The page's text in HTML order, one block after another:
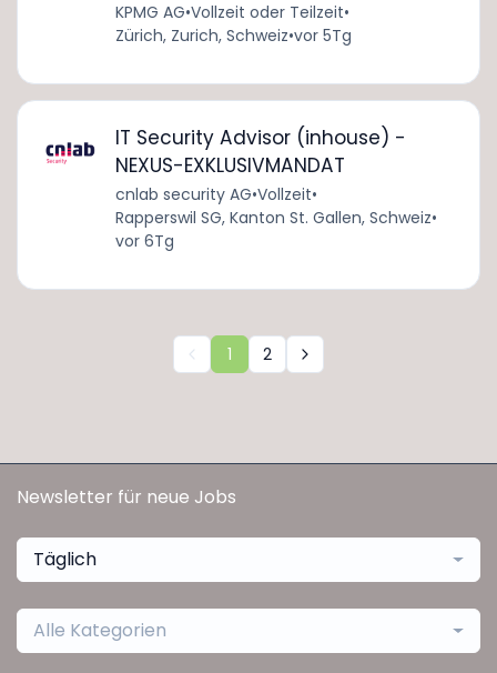
KPMG AG•Vollzeit oder Teilzeit•
Zürich, Zurich, Schweiz•vor 5Tg
IT Security Advisor (inhouse) -
NEXUS-EXKLUSIVMANDAT
cnlab security AG•Vollzeit•
Rapperswil SG, Kanton St. Gallen, Schweiz•
vor 6Tg
1 2
Newsletter für neue Jobs
Täglich
Alle Kategorien